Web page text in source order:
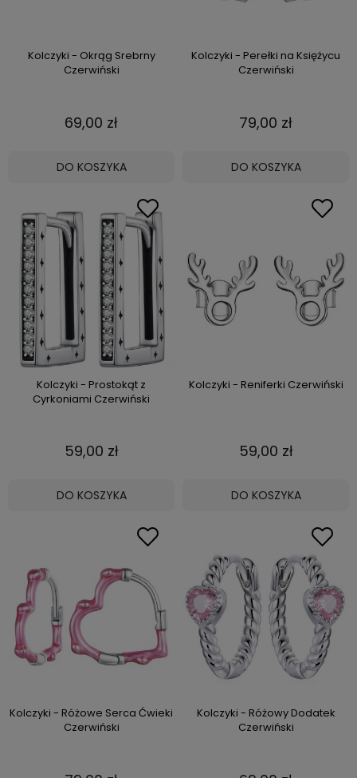
Kolczyki - Okrąg Srebrny
Czerwiński
69,00 zł
DO KOSZYKA
Kolczyki - Perełki na Księżycu
Czerwiński
79,00 zł
DO KOSZYKA
Kolczyki - Prostokąt z
Cyrkoniami Czerwiński
59,00 zł
DO KOSZYKA
Kolczyki - Reniferki Czerwiński
59,00 zł
DO KOSZYKA
Kolczyki - Różowe Serca Ćwieki
Czerwiński
Kolczyki - Różowy Dodatek
Czerwiński